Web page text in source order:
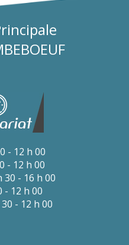
- 12 h 00
- 12 h 00
30 - 16 h 00
- 12 h 00
- 12 h 00